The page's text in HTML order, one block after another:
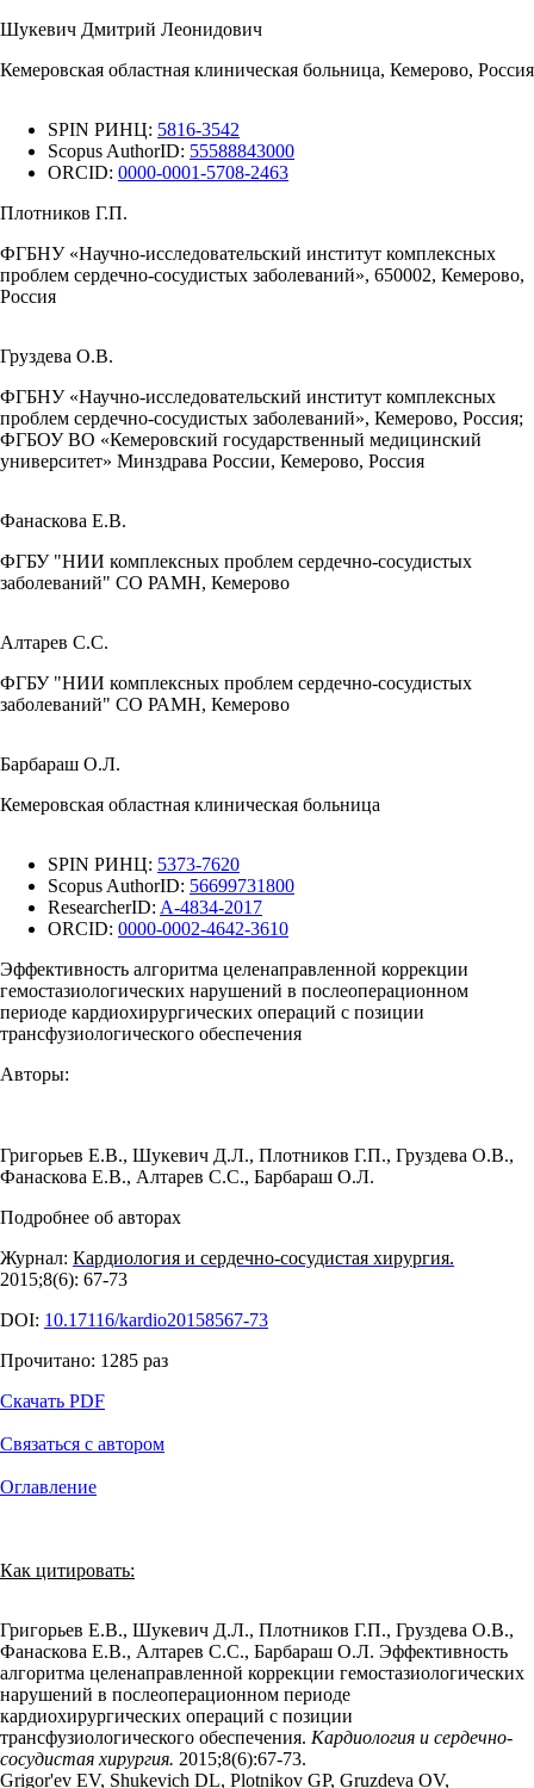
Шукевич Дмитрий Леонидович
Кемеровская областная клиническая больница, Кемерово, Россия
SPIN РИНЦ: 5816-3542
Scopus AuthorID: 55588843000
ORCID: 0000-0001-5708-2463
Плотников Г.П.
ФГБНУ «Научно-исследовательский институт комплексных
проблем сердечно-сосудистых заболеваний», 650002, Кемерово,
Россия
Груздева О.В.
ФГБНУ «Научно-исследовательский институт комплексных
проблем сердечно-сосудистых заболеваний», Кемерово, Россия;
ФГБОУ ВО «Кемеровский государственный медицинский
университет» Минздрава России, Кемерово, Россия
Фанаскова Е.В.
ФГБУ "НИИ комплексных проблем сердечно-сосудистых
заболеваний" СО РАМН, Кемерово
Алтарев С.С.
ФГБУ "НИИ комплексных проблем сердечно-сосудистых
заболеваний" СО РАМН, Кемерово
Барбараш О.Л.
Кемеровская областная клиническая больница
SPIN РИНЦ: 5373-7620
Scopus AuthorID: 56699731800
ResearcherID: A-4834-2017
ORCID: 0000-0002-4642-3610
Эффективность алгоритма целенаправленной коррекции
гемостазиологических нарушений в послеоперационном
периоде кардиохирургических операций с позиции
трансфузиологического обеспечения
Авторы:
Григорьев Е.В., Шукевич Д.Л., Плотников Г.П., Груздева О.В.,
Фанаскова Е.В., Алтарев С.С., Барбараш О.Л.
Подробнее об авторах
Журнал: Кардиология и сердечно-сосудистая хирургия.
2015;8(6): 67‑73
DOI: 10.17116/kardio20158567-73
Прочитано: 1285 раз
Скачать PDF
Связаться с автором
Оглавление
Как цитировать:
Григорьев Е.В., Шукевич Д.Л., Плотников Г.П., Груздева О.В.,
Фанаскова Е.В., Алтарев С.С., Барбараш О.Л. Эффективность
алгоритма целенаправленной коррекции гемостазиологических
нарушений в послеоперационном периоде
кардиохирургических операций с позиции
трансфузиологического обеспечения. Кардиология и сердечно-
сосудистая хирургия. 2015;8(6):67‑73.
Grigor'ev EV, Shukevich DL, Plotnikov GP, Gruzdeva OV,